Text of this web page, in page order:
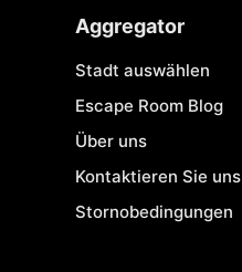
Aggregator
Stadt auswählen
Escape Room Blog
Über uns
Kontaktieren Sie uns
Stornobedingungen